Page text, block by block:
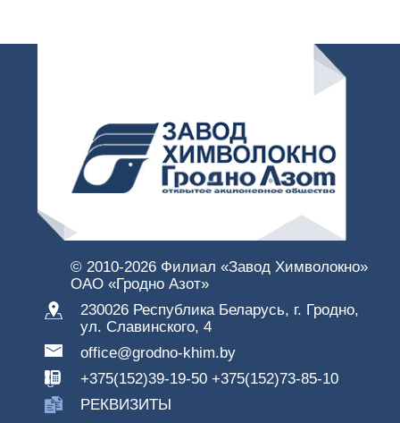
© 2010-2026 Филиал «Завод Химволокно»
ОАО «Гродно Азот»
230026 Республика Беларусь, г. Гродно,
ул. Славинского, 4
office@grodno-khim.by
+375(152)39-19-50 +375(152)73-85-10
РЕКВИЗИТЫ